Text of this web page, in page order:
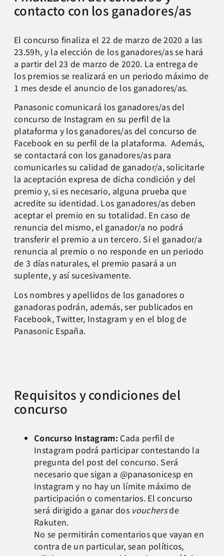
contacto con los ganadores/as
El concurso finaliza el 22 de marzo de 2020 a las
23.59h, y la elección de los ganadores/as se hará
a partir del 23 de marzo de 2020. La entrega de
los premios se realizará en un periodo máximo de
1 mes desde el anuncio de los ganadores/as.
Panasonic comunicará los ganadores/as del
concurso de Instagram en su perfil de la
plataforma y los ganadores/as del concurso de
Facebook en su perfil de la plataforma. Además,
se contactará con los ganadores/as para
comunicarles su calidad de ganador/a, solicitarle
la aceptación expresa de dicha condición y del
premio y, si es necesario, alguna prueba que
acredite su identidad. Los ganadores/as deben
aceptar el premio en su totalidad. En caso de
renuncia del mismo, el ganador/a no podrá
transferir el premio a un tercero. Si el ganador/a
renuncia al premio o no responde en un periodo
de 3 días naturales, el premio pasará a un
suplente, y así sucesivamente.
Los nombres y apellidos de los ganadores o
ganadoras podrán, además, ser publicados en
Facebook, Twitter, Instagram y en el blog de
Panasonic España.
Requisitos y condiciones del
concurso
Concurso Instagram: Cada perfil de
Instagram podrá participar contestando la
pregunta del post del concurso. Será
necesario que sigan a @panasonicesp en
Instagram y no hay un límite máximo de
participación o comentarios. El concurso
será dirigido a ganar dos vouchersde
Rakuten.
No se permitirán comentarios que vayan en
contra de un particular, sean políticos,